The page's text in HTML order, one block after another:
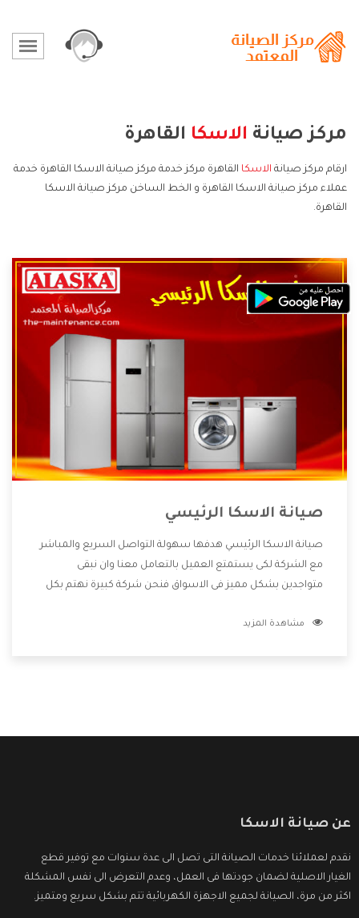
مركز صيانة الاسكا القاهرة
ارقام مركز صيانة الاسكا القاهرة مركز خدمة مركز صيانة الاسكا القاهرة خدمة
عملاء مركز صيانة الاسكا القاهرة و الخط الساخن مركز صيانة الاسكا
القاهرة.
صيانة الاسكا الرئيسي
صيانة الاسكا الرئيسي هدفها سهولة التواصل السريع والمباشر
مع الشركة لكى يستمتع العميل بالتعامل معنا وان نبقى
متواجدين بشكل مميز فى الاسواق فنحن شركة كبيرة نهتم بكل
الشركة بها والتى تكون منها خدمة الصيانة التى تكون من أهم
مشاهدة المزيد
عن صيانة الاسكا
نقدم لعملائنا خدمات الصيانة التى تصل الى عدة سنوات مع توفير قطع
الغيار الاصلية لضمان جودتها فى العمل، وعدم التعرض الى نفس المشكلة
اكثر من مرة، الصيانة لجميع الاجهزة الكهربائية تتم بشكل سريع ومتميز.